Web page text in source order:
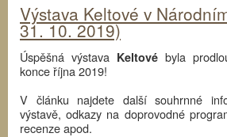
Výstava Keltové v
31. 10. 2019)
Úspěšná výstava Keltové byla
konce října 2019!
V článku najdete další souhrnné
výstavě, odkazy na doprovodné
recenze apod.